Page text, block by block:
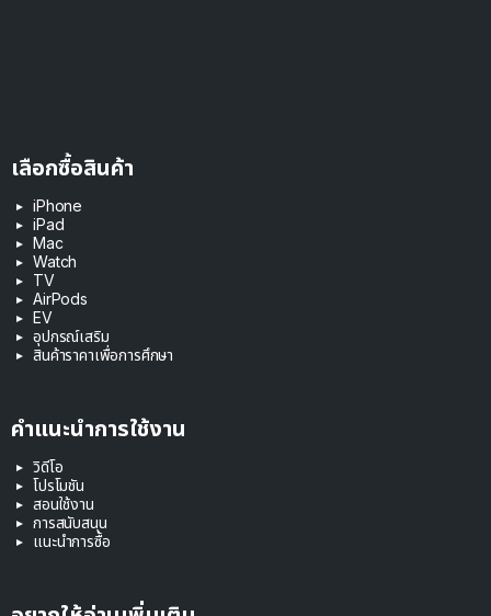
เลือกซื้อสินค้า
iPhone
iPad
Mac
Watch
TV
AirPods
EV
อุปกรณ์เสริม
สินค้าราคาเพื่อการศึกษา
คำแนะนำการใช้งาน
วิดีโอ
โปรโมชัน
สอนใช้งาน
การสนับสนุน
แนะนำการซื้อ